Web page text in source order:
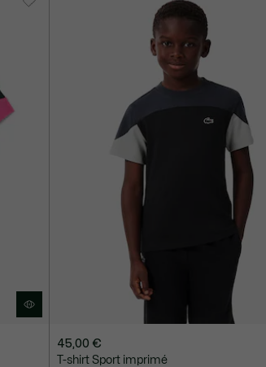
45,00 €
T-shirt Sport imprimé